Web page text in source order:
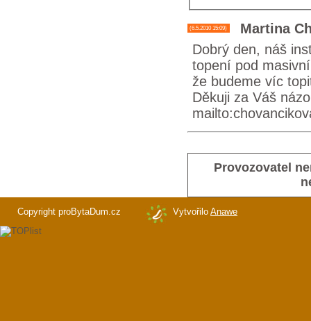
Martina
(6.5.2010 15:09)
Dobrý den, náš
topení pod
že budeme víc
Děkuji za Váš
Provozovatel
Copyright proBytaDum.cz Vytvořilo Anawe